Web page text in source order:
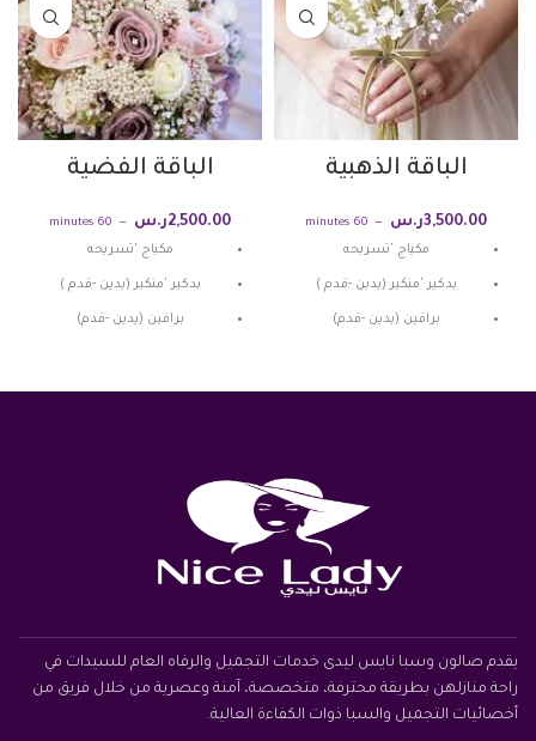
الباقة الذهبية
3,500.00ر.س 60 minutes
مكياج 'تسريحه
بدكير 'منكير (يدين -قدم )
برافين (يدين -قدم)
ترتيب حواجب (صبغه وتشقير )
إزاله شعر الجسم (حلاوه او
ماسك نضارة(كولاجين-فيتامين c)
الباقة الفضية
2,500.00ر.س 60 minutes
مكياج 'تسريحه
بدكير 'منكير (يدين -قدم )
برافين (يدين -قدم)
ترتيب حواجب (صبغه وتشقير )
يقدم صالون وسبا نايس ليدى خدمات التجميل والرفاه العام للسيدات في
راحة منازلهن بطريقة محترفة، متخصصة، آمنة وعصرية من خلال فريق من
أخصائيات التجميل والسبا ذوات الكفاءة العالية.